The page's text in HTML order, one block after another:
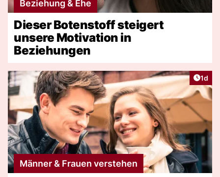
Beziehung & Ehe
Dieser Botenstoff steigert
unsere Motivation in
Beziehungen
1d
Männer & Frauen verstehen